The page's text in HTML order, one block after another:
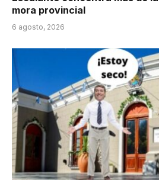
mora provincial
6 agosto, 2026